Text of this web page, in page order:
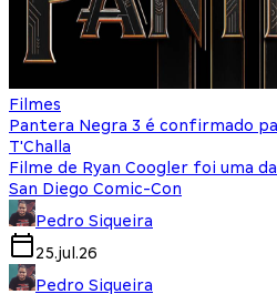
Filmes
Pantera Negra 3 é confirmado
T'Challa
Filme de Ryan Coogler foi uma
San Diego Comic-Con
Pedro Siqueira
25.jul.26
Pedro Siqueira